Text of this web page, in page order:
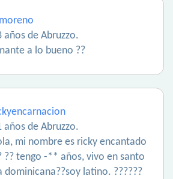
años de Abruzzo.
a lo bueno ??
años de Abruzzo.
mi nombre es ricky encantado
?? tengo -** años, vivo en santo
latino. ??????